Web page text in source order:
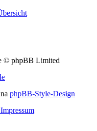
© phpBB Limited
phpBB-Style-Design
Impressum